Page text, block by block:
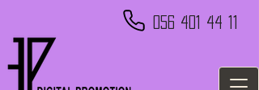
056 401 44 11